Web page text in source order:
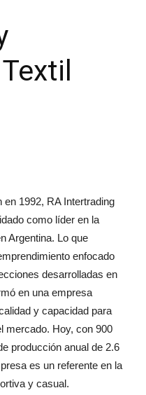
en 1992, RA Intertrading
como líder en la
Argentina. Lo que
enfocado
desarrolladas en
en una empresa
y capacidad para
mercado. Hoy, con 900
producción anual de 2.6
es un referente en la
y casual.